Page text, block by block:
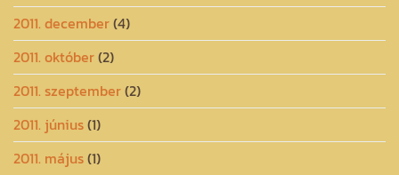
2011. december(4)
2011. október(2)
2011. szeptember(2)
2011. június(1)
2011. május(1)